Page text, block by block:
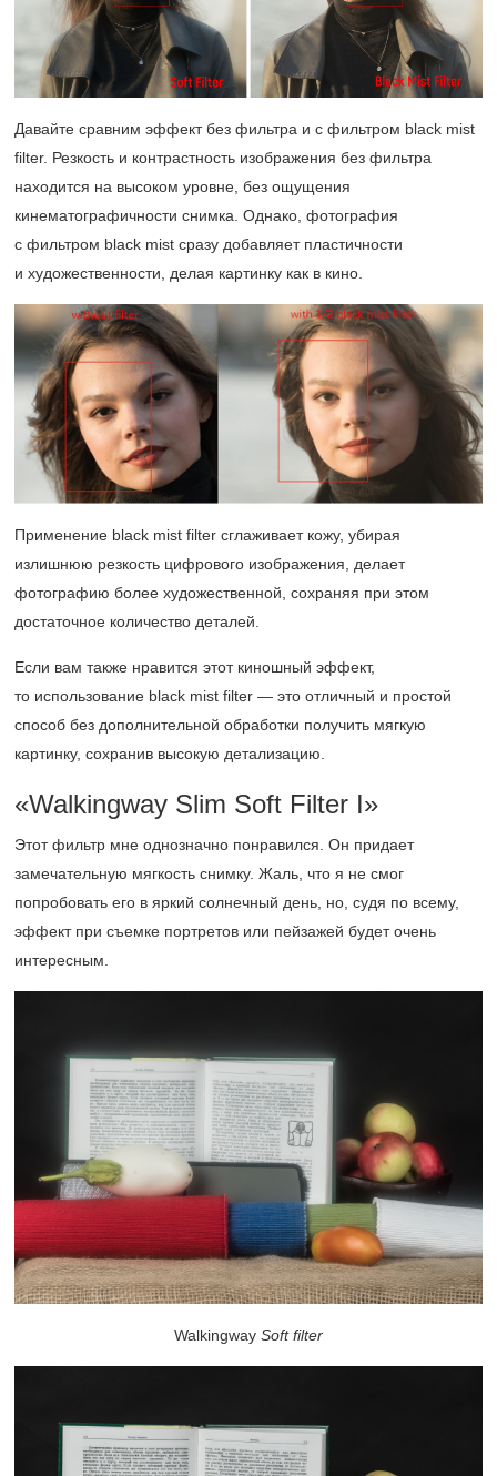
Давайте сравним эффект без фильтра и с фильтром black mist
filter. Резкость и контрастность изображения без фильтра
находится на высоком уровне, без ощущения
кинематографичности снимка. Однако, фотография
с фильтром black mist сразу добавляет пластичности
и художественности, делая картинку как в кино.
Применение black mist filter сглаживает кожу, убирая
излишнюю резкость цифрового изображения, делает
фотографию более художественной, сохраняя при этом
достаточное количество деталей.
Если вам также нравится этот киношный эффект,
то использование black mist filter — это отличный и простой
способ без дополнительной обработки получить мягкую
картинку, сохранив высокую детализацию.
«Walkingway Slim Soft Filter I»
Этот фильтр мне однозначно понравился. Он придает
замечательную мягкость снимку. Жаль, что я не смог
попробовать его в яркий солнечный день, но, судя по всему,
эффект при съемке портретов или пейзажей будет очень
интересным.
Walkingway Soft filter